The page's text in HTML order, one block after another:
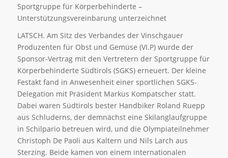
Sportgruppe für Körperbehinderte –
Unterstützungsvereinbarung unterzeichnet
LATSCH. Am Sitz des Verbandes der Vinschgauer
Produzenten für Obst und Gemüse (VI.P) wurde der
Sponsor-Vertrag mit den Vertretern der Sportgruppe für
Körperbehinderte Südtirols (SGKS) erneuert. Der kleine
Festakt fand in Anwesenheit einer sportlichen SGKS-
Delegation mit Präsident Markus Kompatscher statt.
Dabei waren Südtirols bester Handbiker Roland Ruepp
aus Schluderns, der demnächst eine Skilanglaufgruppe
in Schilpario betreuen wird, und die Olympiateilnehmer
Christoph De Paoli aus Kaltern und Nils Larch aus
Sterzing. Beide kamen von einem internationalen